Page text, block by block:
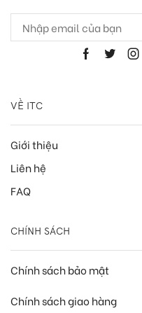
VỀ ITC
Giới thiệu
Liên hệ
FAQ
CHÍNH SÁCH
Chính sách bảo mật
Chính sách giao hàng